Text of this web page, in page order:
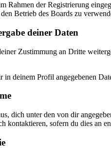
Rahmen der Registrierung
Betrieb des Boards zu
deiner Daten
Zustimmung an Dritte
deinem Profil angegebenen
dich unter den von dir
kontaktieren, sofern du dies an